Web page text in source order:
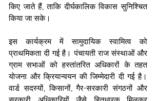
किए जाते हैं, ताकि दीर्घकालिक विकास सुनिश्चित
किया जा सके।
इस कार्यक्रम में सामुदायिक स्वामित्व को
प्राथमिकता दी गई है। पंचायती राज संस्थाओं और
ग्राम सभाओं को हस्तांतरित अधिकारों के तहत
योजना और क्रियान्वयन की जिम्मेदारी दी गई है।
वार्ड सदस्यों, किसानों, गैर-सरकारी संगठनों और